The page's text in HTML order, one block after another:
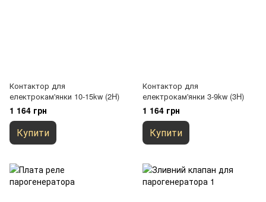
Контактор для
електрокам'янки 10-15kw (2H)
1 164 грн
Купити
Контактор для
електрокам'янки 3-9kw (3H)
1 164 грн
Купити